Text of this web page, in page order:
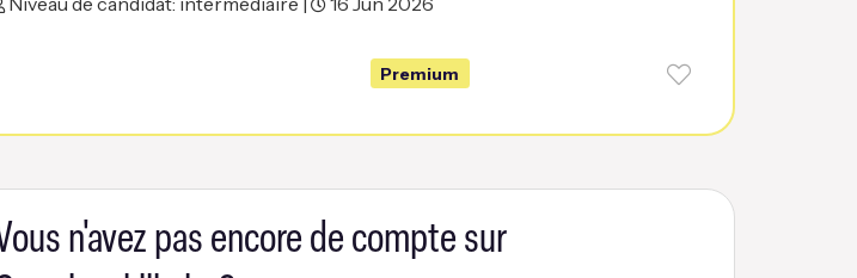
Premium
n'avez pas encore de compte sur